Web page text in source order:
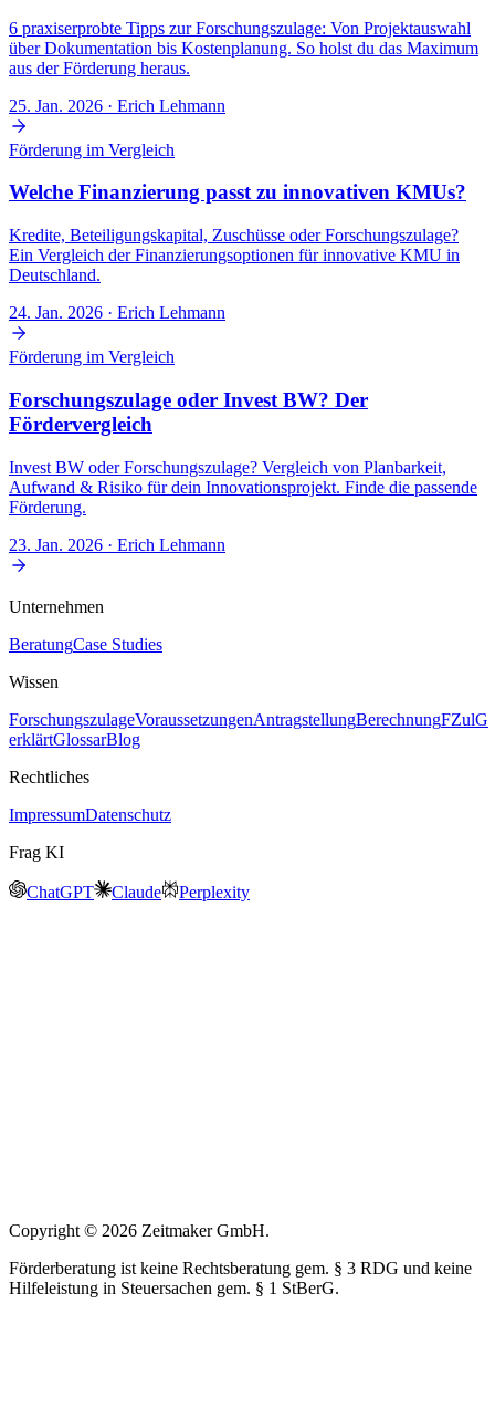
6 praxiserprobte Tipps zur Forschungszulage: Von Projektauswahl
über Dokumentation bis Kostenplanung. So holst du das Maximum
aus der Förderung heraus.
25. Jan. 2026 · Erich Lehmann
Förderung im Vergleich
Welche Finanzierung passt zu innovativen KMUs?
Kredite, Beteiligungskapital, Zuschüsse oder Forschungszulage?
Ein Vergleich der Finanzierungsoptionen für innovative KMU in
Deutschland.
24. Jan. 2026 · Erich Lehmann
Förderung im Vergleich
Forschungszulage oder Invest BW? Der
Fördervergleich
Invest BW oder Forschungszulage? Vergleich von Planbarkeit,
Aufwand & Risiko für dein Innovationsprojekt. Finde die passende
Förderung.
23. Jan. 2026 · Erich Lehmann
Unternehmen
BeratungCase Studies
Wissen
ForschungszulageVoraussetzungenAntragstellungBerechnungFZulG
erklärtGlossarBlog
Rechtliches
ImpressumDatenschutz
Frag KI
ChatGPT Claude Perplexity
Copyright © 2026 Zeitmaker GmbH.
Förderberatung ist keine Rechtsberatung gem. § 3 RDG und keine
Hilfeleistung in Steuersachen gem. § 1 StBerG.